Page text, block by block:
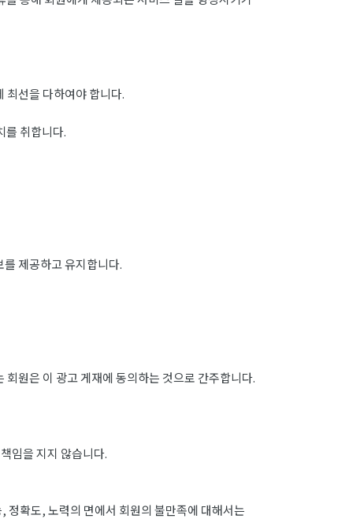
최선을 다하여야 합니다.
를 취합니다.
제공하고 유지합니다.
원은 이 광고 게재에 동의하는 것으로 간주합니다.
임을 지지 않습니다.
확도, 노력의 면에서 회원의 불만족에 대해서는